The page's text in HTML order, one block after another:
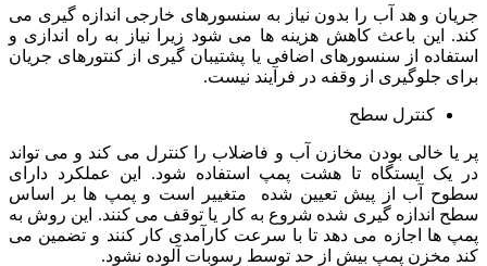
جریان و هد آب را بدون نیاز به سنسورهای خارجی اندازه گیری می
کند. این باعث کاهش هزینه ها می شود زیرا نیاز به راه اندازی و
استفاده از سنسورهای اضافی یا پشتیبان گیری از کنتورهای جریان
برای جلوگیری از وقفه در فرآیند نیست.
کنترل سطح
پر یا خالی بودن مخازن آب و فاضلاب را کنترل می کند و می تواند
در یک ایستگاه تا هشت پمپ استفاده شود. این عملکرد دارای
سطوح آب از پیش تعیین شده متغییر است و پمپ ها بر اساس
سطح اندازه گیری شده شروع به کار یا توقف می کنند. این روش به
پمپ ها اجازه می دهد تا با سرعت کارآمدی کار کنند و تضمین می
کند مخزن پمپ بیش از حد توسط رسوبات آلوده نشود.